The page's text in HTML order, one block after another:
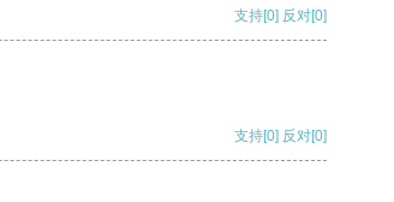
支持[0] 反对[0]
支持[0] 反对[0]